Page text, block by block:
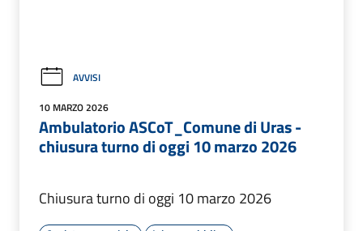
AVVISI
10 MARZO 2026
Ambulatorio ASCoT_Comune di Uras -
chiusura turno di oggi 10 marzo 2026
Chiusura turno di oggi 10 marzo 2026